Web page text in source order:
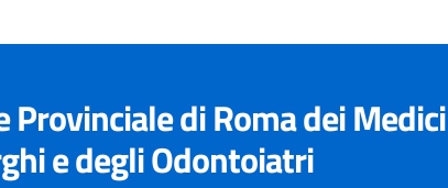
Provinciale di Roma dei Medici
e degli Odontoiatri